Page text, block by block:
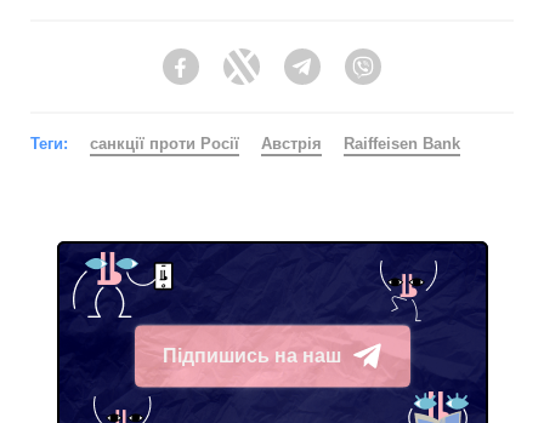
FacebookTwitter Telegram
Теги: санкції проти Росії Австрія Raiffeisen Bank
Підпишись на наш
Telegram